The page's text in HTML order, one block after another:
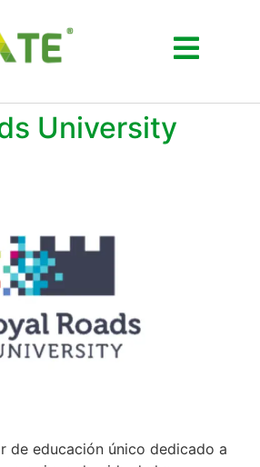
University
de educación único dedicado a